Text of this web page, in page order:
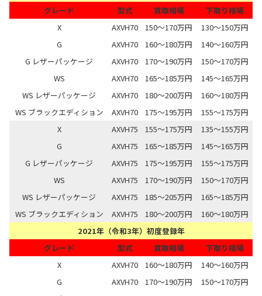
グレード
型式 買取相場
下取り相場
X
AXVH70 150～170万円
130～150万円
G
AXVH70 160～180万円
140～160万円
G レザーパッケージ
AXVH70 170～190万円
150～170万円
WS
AXVH70 165～185万円
145～165万円
WS レザーパッケージ
AXVH70 180～200万円
160～180万円
WS ブラックエディション
AXVH70 175～195万円
155～175万円
X
AXVH75 155～175万円
135～155万円
G
AXVH75 165～185万円
145～165万円
G レザーパッケージ
AXVH75 175～195万円
155～175万円
WS
AXVH75 170～190万円
150～170万円
WS レザーパッケージ
AXVH75 185～205万円
165～185万円
WS ブラックエディション
AXVH75 180～200万円
160～180万円
2021年（令和3年）初度登録年
グレード
型式 買取相場
下取り相場
X
AXVH70 160～180万円
140～160万円
G
AXVH70 170～190万円
150～170万円